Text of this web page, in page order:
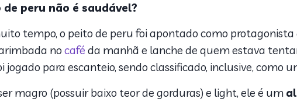
peru não é saudável?
tempo, o peito de peru foi apontado como
no café da manhã e lanche de quem estava
para escanteio, sendo classificado, inclusive, como
magro (possuir baixo teor de gorduras) e light, ele é um